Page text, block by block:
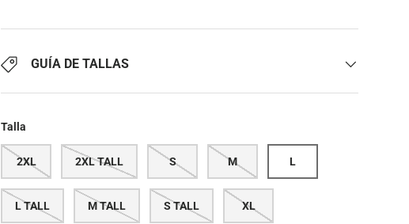
GUÍA DE TALLAS
Talla
2XL 2XL TALL S M L
L TALL M TALL S TALL XL